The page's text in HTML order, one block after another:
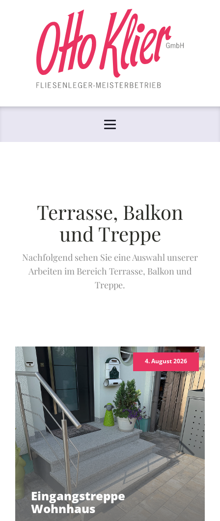
Terrasse, Balkon
und Treppe
Nachfolgend sehen Sie eine Auswahl unserer
Arbeiten im Bereich Terrasse, Balkon und
Treppe.
4. August 2026
Eingangstreppe
Wohnhaus